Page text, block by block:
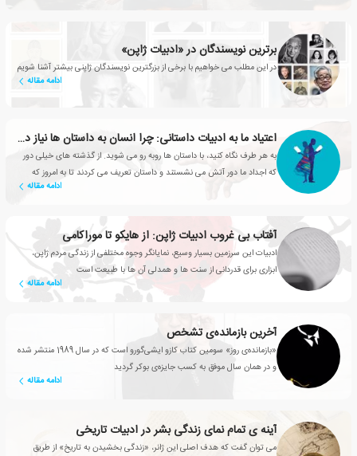
برترین نویسندگان در «ادبیات ژاپن»
در این مطلب می خواهیم با برخی از بزرگترین نویسندگان ژاپنی بیشتر آشنا شویم
ادامه مقاله
اعتیاد ما به ادبیات داستانی: چرا انسان به داستان ها نیاز دارد؟
به هر طرف نگاه کنید، با داستان ها روبه رو می شوید. از گذشته های خیلی دور
که اجداد ما دور آتش می نشستند و داستان تعریف می کردند تا به امروز که
ادامه مقاله
آفتاب بی غروب ادبیات ژاپن: از هایکو تا موراکامی
ادبیات این سرزمین بسیار وسیع، نمایانگر وجوه مختلفی از زندگی مردم ژاپن،
ابزاری برای قدردانی از سنت ها و همدلی آن ها با طبیعت است
ادامه مقاله
آخرین بازمانده‌ی تشخص
«بازمانده‌ی روز» سومین کتاب کازو ایشی‌گورو است که در سال 1989 منتشر شده
و در همان سال موفق به کسب جایزه‌ی بوکر گردید
ادامه مقاله
آینه ی تمام نمای زندگی بشر در ادبیات تاریخی
می توان گفت که هدف اصلی این ژانر، «زندگی بخشیدن به تاریخ» از طریق